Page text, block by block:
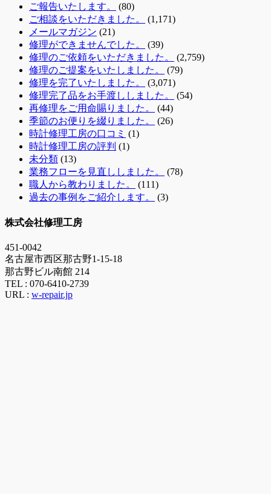
ご報告いたします。
(80)
ご相談をいただきました。
(1,171)
メールマガジン (21)
修理ができませんでした。
(39)
修理のご依頼をいただきました。
(2,759)
修理のご提案をいたしました。
(79)
修理を完了いたしました。
(3,071)
修理完了品をお手渡ししました。
(54)
再修理をご用命賜りました。
(44)
季節のお便りを綴りました。
(26)
時計修理工房の口コミ (1)
時計修理工房の評判 (1)
未分類 (13)
業務フローを見直ししました。
(78)
職人から教わりました。
(111)
過去の事例をご紹介します。
(3)
株式会社修理工房
451-0042
名古屋市西区那古野1-15-18
那古野ビル南館 214
TEL : 070-6410-2739
URL : w-repair.jp